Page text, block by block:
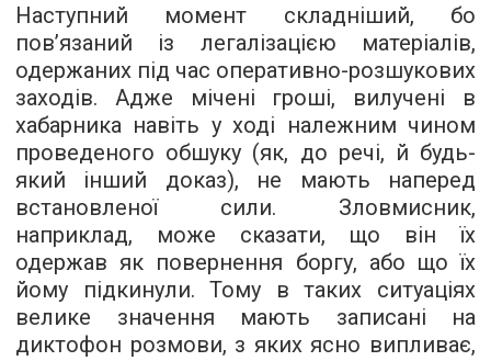
Наступний момент складніший, бо
пов’язаний із легалізацією матеріалів,
одержаних під час оперативно-розшукових
заходів. Адже мічені гроші, вилучені в
хабарника навіть у ході належним чином
проведеного обшуку (як, до речі, й будь-
який інший доказ), не мають наперед
встановленої сили. Зловмисник,
наприклад, може сказати, що він їх
одержав як повернення боргу, або що їх
йому підкинули. Тому в таких ситуаціях
велике значення мають записані на
диктофон розмови, з яких ясно випливає,